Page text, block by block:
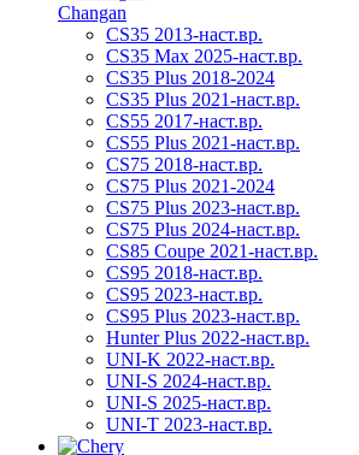
Changan
CS35 2013-наст.вр.
CS35 Max 2025-наст.вр.
CS35 Plus 2018-2024
CS35 Plus 2021-наст.вр.
CS55 2017-наст.вр.
CS55 Plus 2021-наст.вр.
CS75 2018-наст.вр.
CS75 Plus 2021-2024
CS75 Plus 2023-наст.вр.
CS75 Plus 2024-наст.вр.
CS85 Coupe 2021-наст.вр.
CS95 2018-наст.вр.
CS95 2023-наст.вр.
CS95 Plus 2023-наст.вр.
Hunter Plus 2022-наст.вр.
UNI-K 2022-наст.вр.
UNI-S 2024-наст.вр.
UNI-S 2025-наст.вр.
UNI-T 2023-наст.вр.